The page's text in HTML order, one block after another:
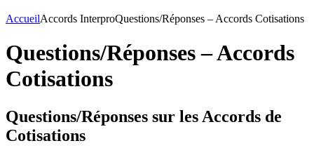
AccueilAccords InterproQuestions/Réponses – Accords Cotisations
Questions/Réponses – Accords
Cotisations
Questions/Réponses sur les Accords de
Cotisations